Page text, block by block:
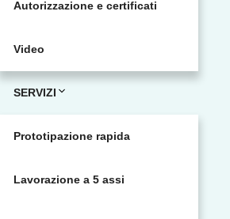
Autorizzazione e certificati
Video
SERVIZI
Prototipazione rapida
Lavorazione a 5 assi